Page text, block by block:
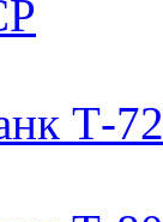
Т-72